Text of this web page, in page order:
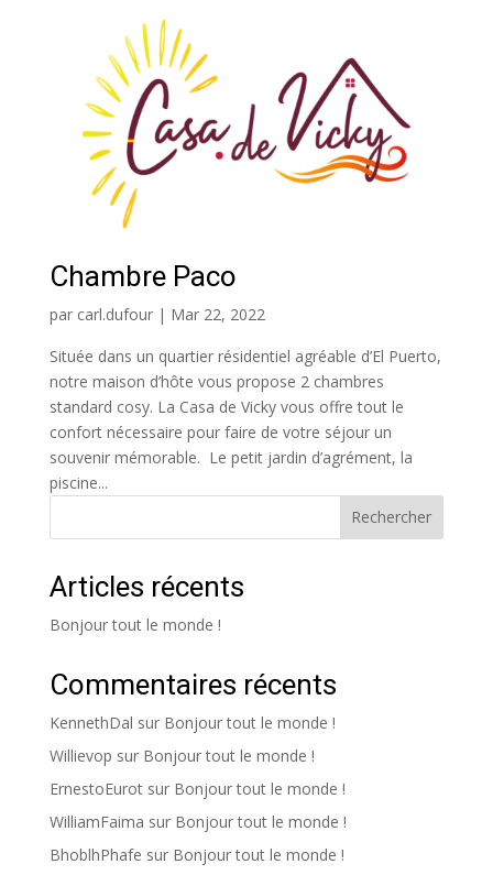
Chambre Paco
par carl.dufour| Mar 22, 2022
Située dans un quartier résidentiel agréable d’El Puerto,
notre maison d’hôte vous propose 2 chambres
standard cosy. La Casa de Vicky vous offre tout le
confort nécessaire pour faire de votre séjour un
souvenir mémorable. Le petit jardin d’agrément, la
piscine...
Rechercher
Articles récents
Bonjour tout le monde !
Commentaires récents
KennethDal sur Bonjour tout le monde !
Willievop sur Bonjour tout le monde !
ErnestoEurotsur Bonjour tout le monde !
WilliamFaima sur Bonjour tout le monde !
BhoblhPhafe sur Bonjour tout le monde !